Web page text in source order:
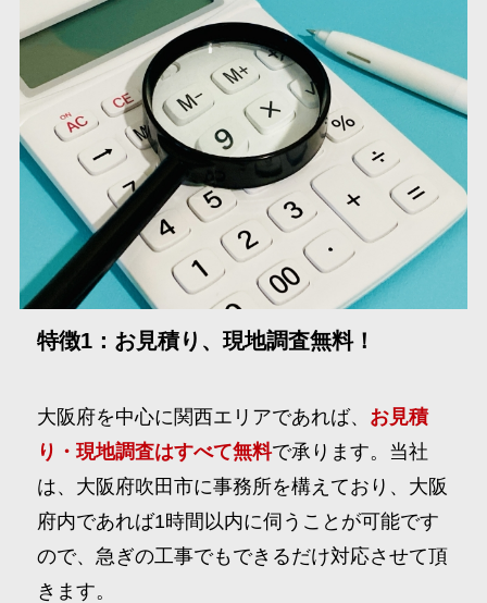
特徴1：お見積り、現地調査無料！
大阪府を中心に関西エリアであれば、 お見積
り・現地調査はすべて無料で承ります。当社
は、大阪府吹田市に事務所を構えており、大阪
府内であれば1時間以内に伺うことが可能です
ので、急ぎの工事でもできるだけ対応させて頂
きます。